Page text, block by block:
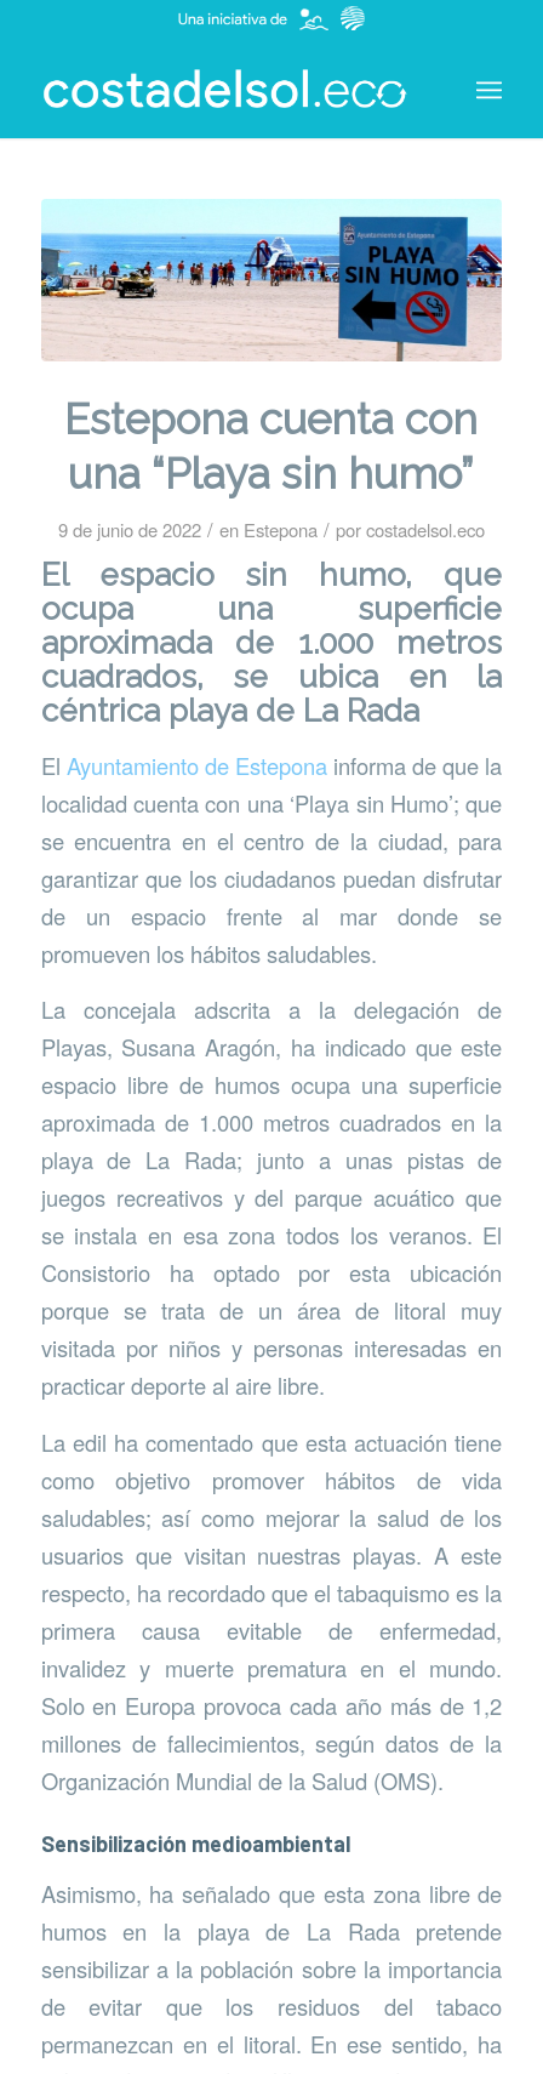
Estepona cuenta con
una “Playa sin humo”
9 de junio de 2022 / en Estepona / porcostadelsol.eco
El espacio sin humo, que
ocupa una superficie
aproximada de 1.000 metros
cuadrados, se ubica en la
céntrica playa de La Rada
El Ayuntamiento de Esteponainforma de que la
localidad cuenta con una ‘Playa sin Humo’; que
se encuentra en el centro de la ciudad, para
garantizar que los ciudadanos puedan disfrutar
de un espacio frente al mar donde se
promueven los hábitos saludables.
La concejala adscrita a la delegación de
Playas, Susana Aragón, ha indicado que este
espacio libre de humos ocupa una superficie
aproximada de 1.000 metros cuadrados en la
playa de La Rada; junto a unas pistas de
juegos recreativos y del parque acuático que
se instala en esa zona todos los veranos. El
Consistorio ha optado por esta ubicación
porque se trata de un área de litoral muy
visitada por niños y personas interesadas en
practicar deporte al aire libre.
La edil ha comentado que esta actuación tiene
como objetivo promover hábitos de vida
saludables; así como mejorar la salud de los
usuarios que visitan nuestras playas. A este
respecto, ha recordado que el tabaquismo es la
primera causa evitable de enfermedad,
invalidez y muerte prematura en el mundo.
Solo en Europa provoca cada año más de 1,2
millones de fallecimientos, según datos de la
Organización Mundial de la Salud (OMS).
Sensibilización medioambiental
Asimismo, ha señalado que esta zona libre de
humos en la playa de La Rada pretende
sensibilizar a la población sobre la importancia
de evitar que los residuos del tabaco
permanezcan en el litoral. En ese sentido, ha